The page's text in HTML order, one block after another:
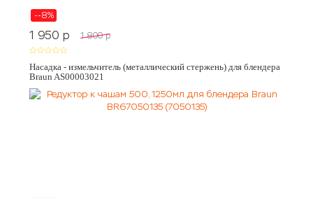
--8%
1 950 p 1 800 p
Насадка - измельчитель (металлический стержень) для блендера
Braun AS00003021